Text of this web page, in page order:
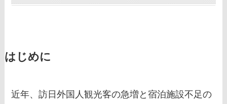
はじめに
近年、訪日外国人観光客の急増と宿泊施設不足の